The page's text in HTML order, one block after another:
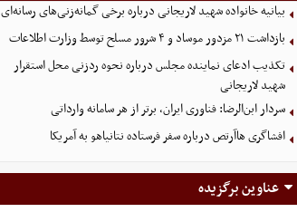
بیانیه خانواده شهید لاریجانی درباره برخی گمانه‌زنی‌های رسانه‌ای
بازداشت ۲۱ مزدور موساد و ۴ شرور مسلح توسط وزارت اطلاعات
تکذیب ادعای نماینده مجلس درباره نحوه ردزنی محل استقرار
شهید لاریجانی
سردار ابن‌الرضا: فناوری ایران، برتر از هر سامانه وارداتی
افشاگری هاآرتص درباره سفر فرستاده نتانیاهو به آمریکا
عناوین برگزیده